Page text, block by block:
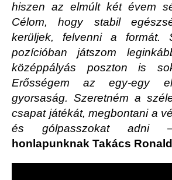
hiszen az elmúlt két évem
Célom, hogy stabil
kerüljek, felvenni a formát.
pozícióban játszom
középpályás poszton is
Erősségem az egy-egy
gyorsaság. Szeretném a
csapat játékát, megbontani a
és gólpasszokat adni
honlapunknak Takács